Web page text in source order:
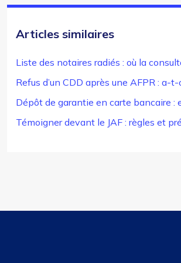
Articles similaires
Liste des notaires radiés : où la
Refus d’un CDD après une AFPR : a-
Dépôt de garantie en carte bancaire :
Témoigner devant le JAF : règles et